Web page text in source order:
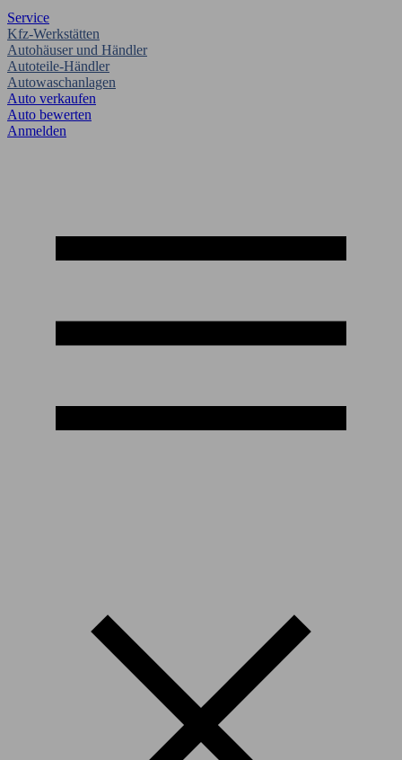
Service
Kfz-Werkstätten
Autohäuser und Händler
Autoteile-Händler
Autowaschanlagen
Auto verkaufen
Auto bewerten
Anmelden